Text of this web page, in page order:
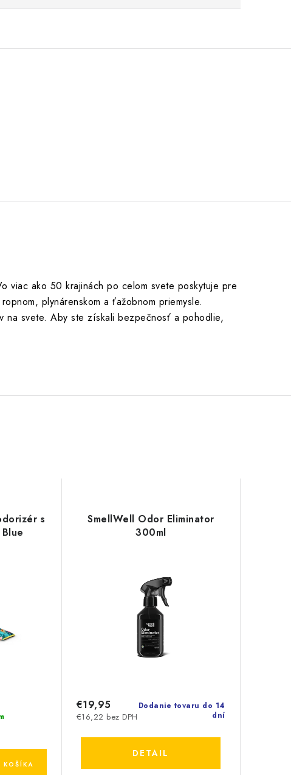
viac ako 50 krajinách po celom svete poskytuje pre
plynárenskom a ťažobnom priemysle.
na svete. Aby ste získali bezpečnosť a pohodlie,
s
KOŠÍKA
SmellWell Odor Eliminator
300ml
Dodanie tovaru do 14
dní
€16,22 bez DPH
€19,95
DETAIL